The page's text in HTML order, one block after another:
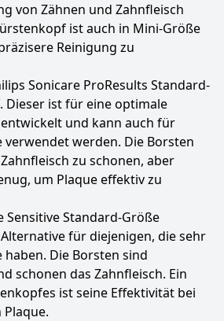
von Zähnen und Zahnfleisch
ist auch in Mini-Größe
Reinigung zu
Sonicare ProResults Standard-
Dieser ist für eine optimale
und kann auch für
werden. Die Borsten
zu schonen, aber
um Plaque effektiv zu
Sensitive Standard-Größe
für diejenigen, die sehr
Die Borsten sind
schonen das Zahnfleisch. Ein
ist seine Effektivität bei